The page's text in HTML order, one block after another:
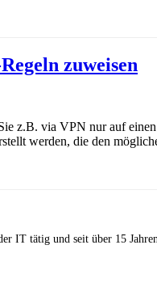
zuweisen
z.B. via VPN nur auf
werden, die den
IT tätig und seit über 15